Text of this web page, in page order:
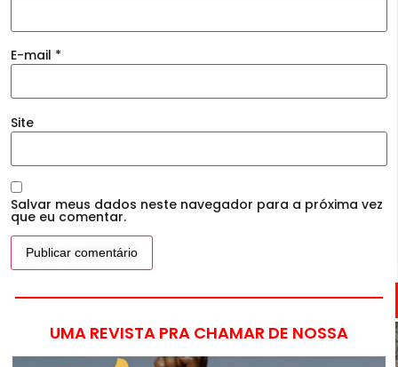
E-mail *
Site
Salvar meus dados neste navegador para a próxima vez
que eu comentar.
UMA REVISTA PRA CHAMAR DE NOSSA